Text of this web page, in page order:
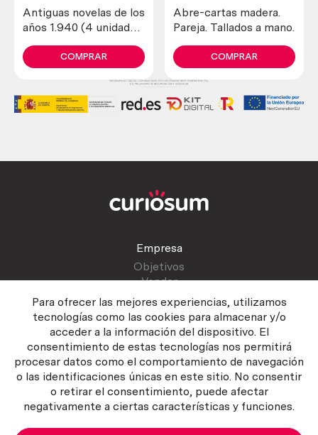
Para ofrecer las mejores experiencias, utilizamos
tecnologías como las cookies para almacenar y/o
acceder a la información del dispositivo. El
consentimiento de estas tecnologías nos permitirá
procesar datos como el comportamiento de navegación
o las identificaciones únicas en este sitio. No consentir
o retirar el consentimiento, puede afectar
negativamente a ciertas características y funciones.
Antiguas novelas de los
años 1.940 (4 unidades
COMPRAR
Abre-cartas madera.
Pareja. Tallados a mano.
COMPRAR
Empresa
Objetivos
Vender
Atención al cliente
Contactar
Manual del vendedor